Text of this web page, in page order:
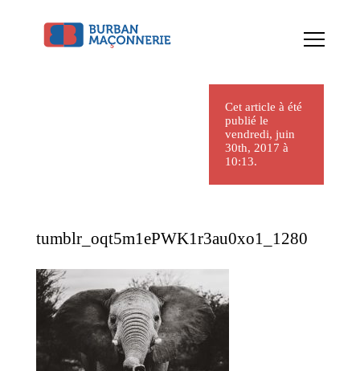
Cet article à été
publié le
vendredi, juin
30th, 2017 à
10:13.
tumblr_oqt5m1ePWK1r3au0xo1_1280